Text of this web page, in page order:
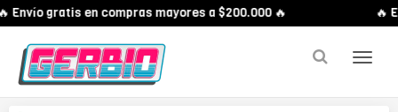
Envío gratis en compras mayores a $200.000 🔥 🔥